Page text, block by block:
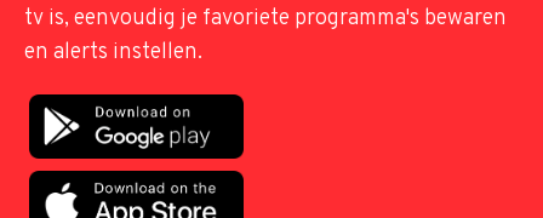
tv is, eenvoudig je favoriete programma's bewaren
en alerts instellen.